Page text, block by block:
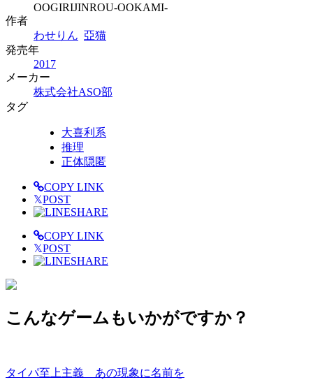
OOGIRIJINROU-OOKAMI-
作者
わせりん 亞猫
発売年
2017
メーカー
株式会社ASO部
タグ
大喜利系
推理
正体隠匿
COPY LINK
𝕏POST
SHARE
COPY LINK
𝕏POST
SHARE
こんなゲームもいかがですか？
タイパ至上主義 あの現象に名前を